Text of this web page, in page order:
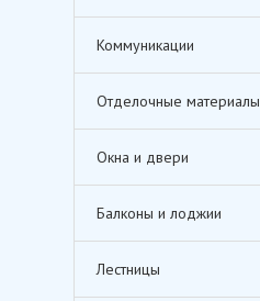
Коммуникации
Отделочные материалы
Окна и двери
Балконы и лоджии
Лестницы